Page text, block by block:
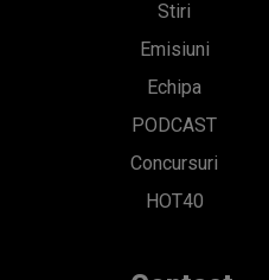
Stiri
Emisiuni
Echipa
PODCAST
Concursuri
HOT40